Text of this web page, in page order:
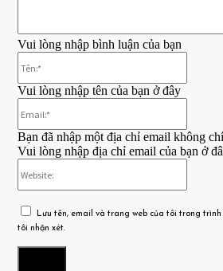
Vui lòng nhập bình luận của bạn
Vui lòng nhập tên của bạn ở đây
Bạn đã nhập một địa chỉ email không
Vui lòng nhập địa chỉ email của bạn ở
Lưu tên, email và trang web của tôi trong
tôi nhận xét.